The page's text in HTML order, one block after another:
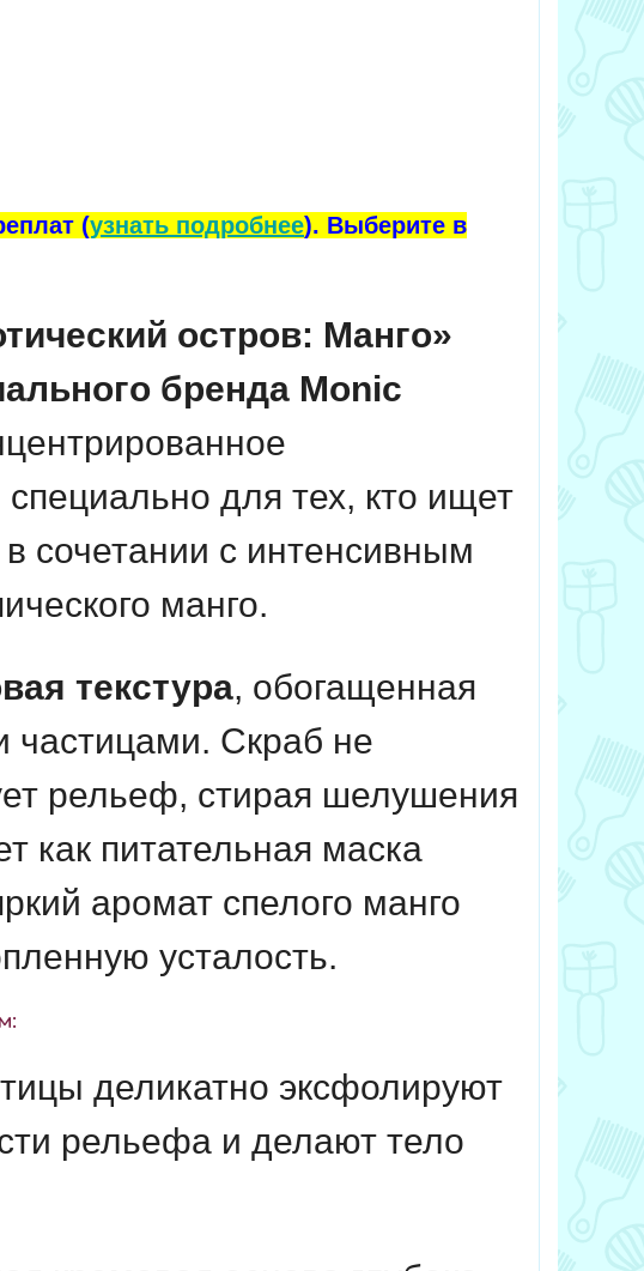
(узнать подробнее). Выберите в
остров: Манго»
бренда Monic
для тех, кто ищет
сочетании с интенсивным
манго.
текстура, обогащенная
Скраб не
рельеф, стирая шелушения
как питательная маска
аромат спелого манго
усталость.
деликатно эксфолируют
рельефа и делают тело